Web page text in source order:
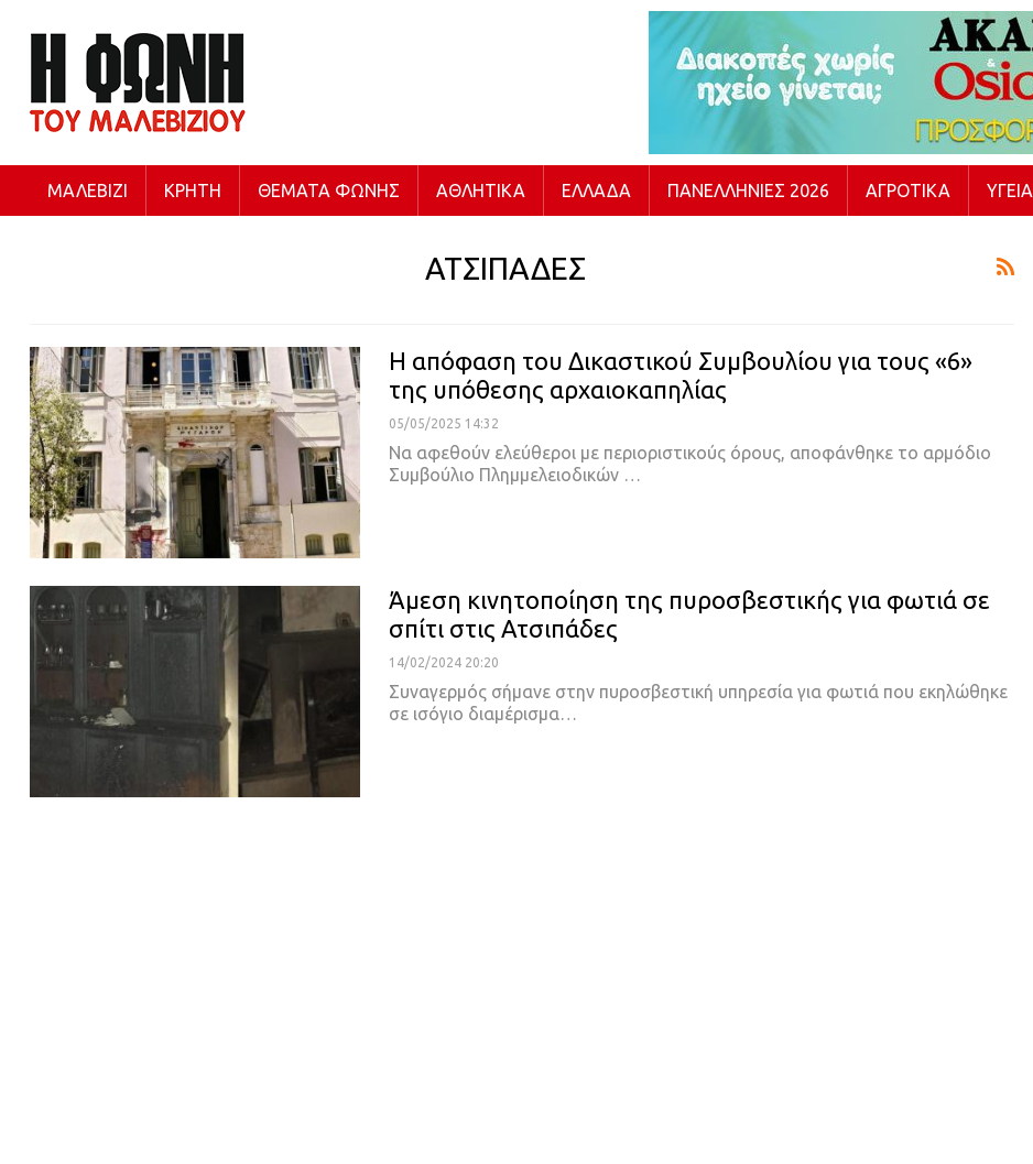
ΜΑΛΕΒΊΖΙ ΚΡΉΤΗ ΘΈΜΑΤΑ ΦΩΝΉΣ ΑΘΛΗΤΙΚΆ ΕΛΛΆΔΑ ΠΑΝΕΛΛΉΝΙΕΣ 2026 ΑΓΡΟΤΙΚΆ ΥΓΕΊΑ
ΑΤΣΙΠΑΔΕΣ
Η απόφαση του Δικαστικού Συμβουλίου για τους «6»
της υπόθεσης αρχαιοκαπηλίας
05/05/2025 14:32
Να αφεθούν ελεύθεροι με περιοριστικούς όρους, αποφάνθηκε το αρμόδιο
Συμβούλιο Πλημμελειοδικών …
Άμεση κινητοποίηση της πυροσβεστικής για φωτιά σε
σπίτι στις Ατσιπάδες
14/02/2024 20:20
Συναγερμός σήμανε στην πυροσβεστική υπηρεσία για φωτιά που εκηλώθηκε
σε ισόγιο διαμέρισμα…